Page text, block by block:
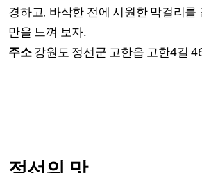
경하고, 바삭한 전에 시원한 막걸리를
만을 느껴 보자.
주소강원도 정선군 고한읍 고한4길